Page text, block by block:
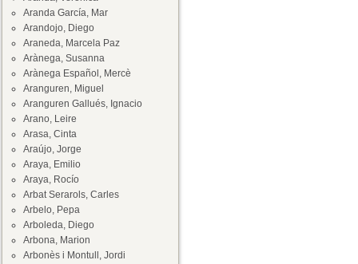
Aranda García, Mar
Arandojo, Diego
Araneda, Marcela Paz
Arànega, Susanna
Arànega Español, Mercè
Aranguren, Miguel
Aranguren Gallués, Ignacio
Arano, Leire
Arasa, Cinta
Araújo, Jorge
Araya, Emilio
Araya, Rocío
Arbat Serarols, Carles
Arbelo, Pepa
Arboleda, Diego
Arbona, Marion
Arbonès i Montull, Jordi